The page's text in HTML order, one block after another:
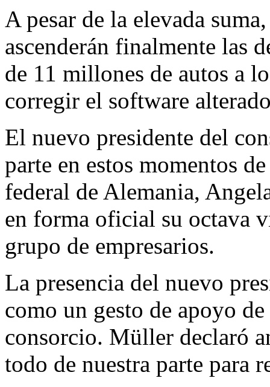
A pesar de la elevada
ascenderán finalmente las
de 11 millones de autos a
corregir el software
El nuevo presidente del
parte en estos momentos
federal de Alemania,
en forma oficial su octava
grupo de empresarios.
La presencia del nuevo
como un gesto de apoyo
consorcio. Müller declaró
todo de nuestra parte para